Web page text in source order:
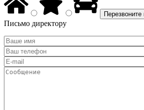
Письмо директору